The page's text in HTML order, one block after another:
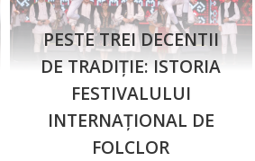
PESTE TREI DECENTII
DE TRADIȚIE: ISTORIA
FESTIVALULUI
INTERNAȚIONAL DE
FOLCLOR